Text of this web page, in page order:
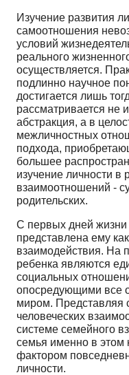
Изучение развития
самоотношения
условий
реального
осуществляется.
подлинно научное
достигается лишь
рассматривается не
абстракция, а в
межличностных
подхода,
большее
изучение личности в
взаимоотношений -
родительских.
С первых дней жизни
представлена ему
взаимодействия. На
ребенка являются
социальных
опосредующими все
миром. Представляя
человеческих
системе семейного
семья именно в этом
фактором
личности.